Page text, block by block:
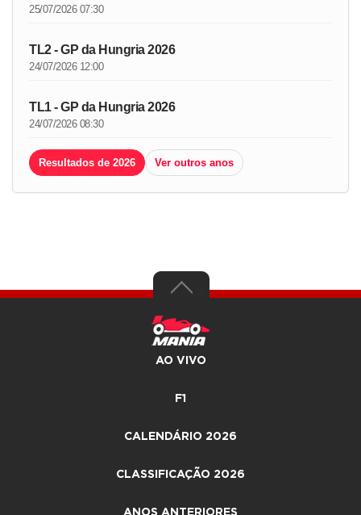
25/07/2026 07:30
TL2 - GP da Hungria 2026
24/07/2026 12:00
TL1 - GP da Hungria 2026
24/07/2026 08:30
Resultados de 2026 Ver outros anos
AO VIVO
F1
CALENDÁRIO 2026
CLASSIFICAÇÃO 2026
ANOS ANTERIORES